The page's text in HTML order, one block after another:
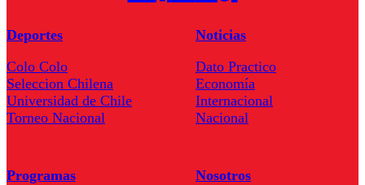
Deportes
Colo Colo
Seleccion Chilena
Universidad de Chile
Torneo Nacional
Noticias
Dato Practico
Economía
Internacional
Nacional
Programas
Nosotros